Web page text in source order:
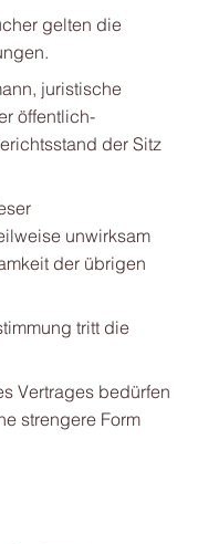
gelten die
juristische
öffentlich-
der Sitz
unwirksam
der übrigen
tritt die
Vertrages bedürfen
strengere Form